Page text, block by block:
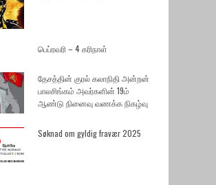
பெப்ரவரி – 4 கரிநாள்
தேசத்தின் குரல் கலாநிதி அன்றன்
பாலசிங்கம் அவர்களின் 19ம்
ஆண்டு நினைவு வணக்க நிகழ்வு
Søknad om gyldig fravær 2025